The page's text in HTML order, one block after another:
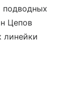
подводных
Цепов
линейки